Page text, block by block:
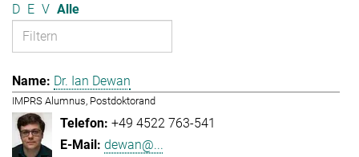
D E V Alle
Dr. Ian Dewan
IMPRS Alumnus, Postdoktorand
+49 4522 763-541
dewan@...